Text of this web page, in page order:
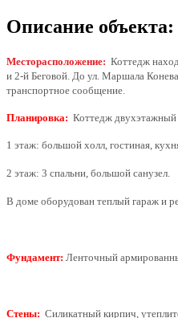
Описание объекта:
Месторасположение: Коттедж
и 2-й Беговой. До ул. Маршала
транспортное сообщение.
Планировка: Коттедж
1 этаж: большой холл, гостиная,
2 этаж: 3 спальни, большой санузел.
В доме оборудован теплый гараж и
Фундамент: Ленточный
Стены: Силикатный кирпич,